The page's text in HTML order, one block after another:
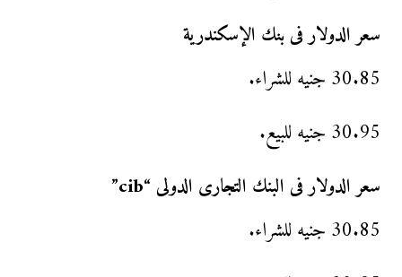
سعر الدولار فى بنك الإسكندرية
30.85 جنيه للشراء.
30.95 جنيه للبيع.
سعر الدولار فى البنك التجارى الدولى “cib”
30.85 جنيه للشراء.